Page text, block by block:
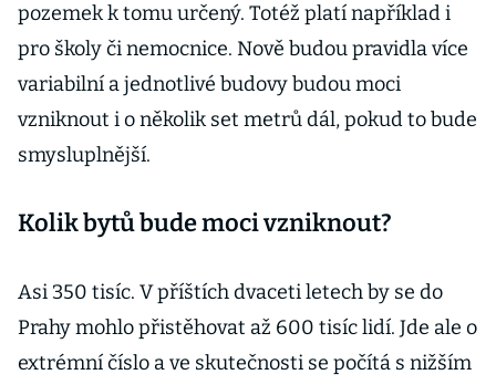
pozemek k tomu určený. Totéž platí například i
pro školy či nemocnice. Nově budou pravidla více
variabilní a jednotlivé budovy budou moci
vzniknout i o několik set metrů dál, pokud to bude
smysluplnější.
Kolik bytů bude moci vzniknout?
Asi 350 tisíc. V příštích dvaceti letech by se do
Prahy mohlo přistěhovat až 600 tisíc lidí. Jde ale o
extrémní číslo a ve skutečnosti se počítá s nižším